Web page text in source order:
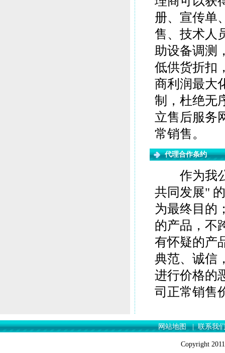
册、宣传单
售、技术人
助设备调测
低供货折扣
商利润最大
制，杜绝无
立售后服务
常销售。
代理合作条约
作为我公
共同发展"
为最终目的
的产品，不
有怀疑的产
典范、诚信
进行价格的
司正常销售
网站地图 | 联系我
Copyright